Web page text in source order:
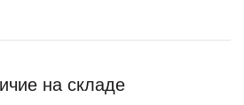
на складе